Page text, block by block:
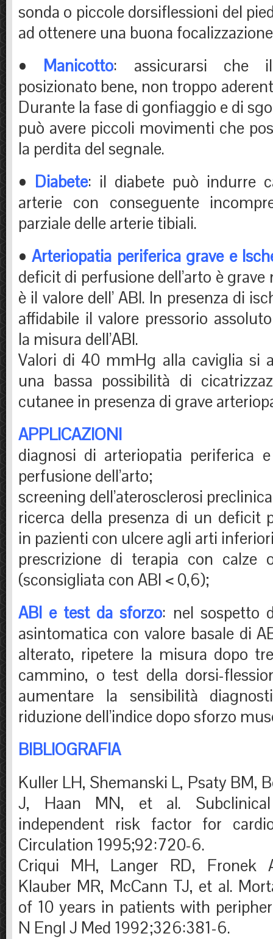
sonda o piccole dorsiflessioni del
ad ottenere una buona
• Manicotto: assicurarsi che
posizionato bene, non troppo
Durante la fase di gonfiaggio e di
può avere piccoli movimenti che
la perdita del segnale.
• Diabete: il diabete può indurre
arterie con conseguente
parziale delle arterie tibiali.
•Arteriopatia periferica grave e
deficit di perfusione dell’arto è
è il valore dell’ ABI. In presenza di
affidabile il valore pressorio
la misura dell’ABI.
Valori di 40 mmHg alla caviglia si
una bassa possibilità di
cutanee in presenza di grave
APPLICAZIONI
diagnosi di arteriopatia periferica
perfusione dell’arto;
screening dell’aterosclerosi
ricerca della presenza di un deficit
in pazienti con ulcere agli arti
prescrizione di terapia con calze
(sconsigliata con ABI < 0,6);
ABI e test da sforzo: nel sospetto
asintomatica con valore basale di
alterato, ripetere la misura dopo
cammino, o test della dorsi-
aumentare la sensibilità
riduzione dell’indice dopo sforzo
BIBLIOGRAFIA
Kuller LH, Shemanski L, Psaty BM,
J, Haan MN, et al.
independent risk factor for
Circulation 1995;92:720-6.
Criqui MH, Langer RD, Fronek
Klauber MR, McCann TJ, et al.
of 10 years in patients with
N Engl J Med 1992;326:381-6.